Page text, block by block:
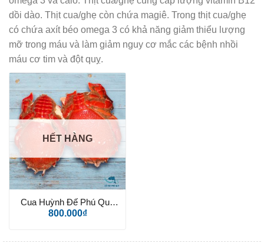
dồi dào. Thịt cua/ghẹ còn chứa magiê. Trong thịt cua/ghẹ
có chứa axít béo omega 3 có khả năng giảm thiểu lượng
mỡ trong máu và làm giảm nguy cơ mắc các bệnh nhồi
máu cơ tim và đột quỵ.
HẾT HÀNG
Cua Huỳnh Đế Phú Quý
loại II
800.000₫